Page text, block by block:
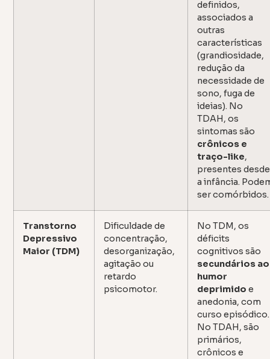
definidos,
associados a
outras
características
(grandiosidade,
redução da
necessidade de
sono, fuga de
ideias). No
TDAH, os
sintomas são
crônicos e
traço-like,
presentes desde
a infância.
ser comórbidos.
Transtorno
Depressivo
Maior (TDM)
Dificuldade de
concentração,
desorganização,
agitação ou
retardo
psicomotor.
No TDM, os
déficits
cognitivos são
secundários ao
humor
deprimido e
anedonia, com
curso episódico.
No TDAH, são
primários,
crônicos e